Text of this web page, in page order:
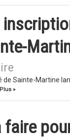
Sainte-Martine
Plus »